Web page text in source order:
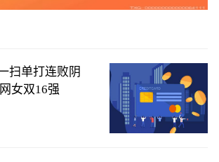
扫单打连败阴
女双16强